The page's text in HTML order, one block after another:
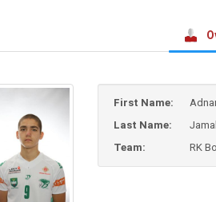
First Name:
Last Name:
Team:
RK